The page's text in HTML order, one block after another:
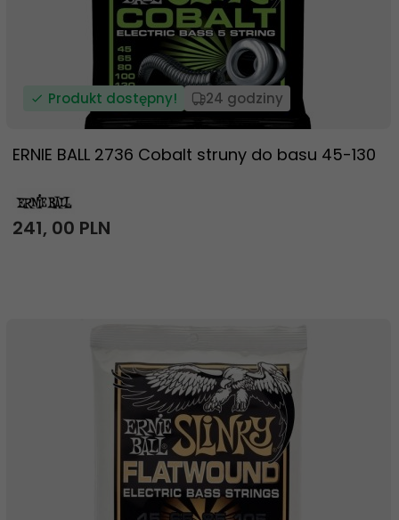
Produkt dostępny! 24 godziny
ERNIE BALL 2736 Cobalt struny do basu 45-130
241, 00 PLN